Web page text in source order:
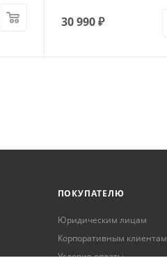
30 990₽
ПОКУПАТЕЛЮ
Юридическим лицам
Корпоративным клиентам
Условия оплаты